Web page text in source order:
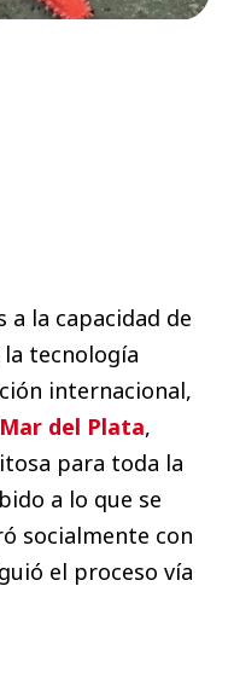
a la capacidad de
tecnología
internacional,
del Plata,
para toda la
a lo que se
socialmente con
el proceso vía